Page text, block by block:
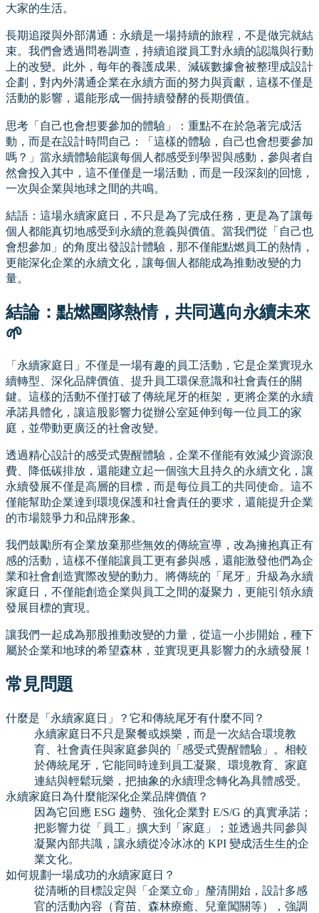
大家的生活。
長期追蹤與外部溝通：永續是一場持續的旅程，不是做完就結
束。我們會透過問卷調查，持續追蹤員工對永續的認識與行動
上的改變。此外，每年的養護成果、減碳數據會被整理成設計
企劃，對內外溝通企業在永續方面的努力與貢獻，這樣不僅是
活動的影響，還能形成一個持續發酵的長期價值。
思考「自己也會想要參加的體驗」：重點不在於急著完成活
動，而是在設計時問自己：「這樣的體驗，自己也會想要參加
嗎？」當永續體驗能讓每個人都感受到學習與感動，參與者自
然會投入其中，這不僅僅是一場活動，而是一段深刻的回憶，
一次與企業與地球之間的共鳴。
結語：這場永續家庭日，不只是為了完成任務，更是為了讓每
個人都能真切地感受到永續的意義與價值。當我們從「自己也
會想參加」的角度出發設計體驗，那不僅能點燃員工的熱情，
更能深化企業的永續文化，讓每個人都能成為推動改變的力
量。
結論：點燃團隊熱情，共同邁向永續未來
🌱
「永續家庭日」不僅是一場有趣的員工活動，它是企業實現永
續轉型、深化品牌價值、提升員工環保意識和社會責任的關
鍵。這樣的活動不僅打破了傳統尾牙的框架，更將企業的永續
承諾具體化，讓這股影響力從辦公室延伸到每一位員工的家
庭，並帶動更廣泛的社會改變。
透過精心設計的感受式覺醒體驗，企業不僅能有效減少資源浪
費、降低碳排放，還能建立起一個強大且持久的永續文化，讓
永續發展不僅是高層的目標，而是每位員工的共同使命。這不
僅能幫助企業達到環境保護和社會責任的要求，還能提升企業
的市場競爭力和品牌形象。
我們鼓勵所有企業放棄那些無效的傳統宣導，改為擁抱真正有
感的活動，這樣不僅能讓員工更有參與感，還能激發他們為企
業和社會創造實際改變的動力。將傳統的「尾牙」升級為永續
家庭日，不僅能創造企業與員工之間的凝聚力，更能引領永續
發展目標的實現。
讓我們一起成為那股推動改變的力量，從這一小步開始，種下
屬於企業和地球的希望森林，並實現更具影響力的永續發展！
常見問題
什麼是「永續家庭日」？它和傳統尾牙有什麼不同？
永續家庭日不只是聚餐或娛樂，而是一次結合環境教
育、社會責任與家庭參與的「感受式覺醒體驗」。相較
於傳統尾牙，它能同時達到員工凝聚、環境教育、家庭
連結與輕鬆玩樂，把抽象的永續理念轉化為具體感受。
永續家庭日為什麼能深化企業品牌價值？
因為它回應 ESG 趨勢、強化企業對 E/S/G 的真實承諾；
把影響力從「員工」擴大到「家庭」；並透過共同參與
凝聚內部共識，讓永續從冷冰冰的 KPI 變成活生生的企
業文化。
如何規劃一場成功的永續家庭日？
從清晰的目標設定與「企業立命」釐清開始，設計多感
官的活動內容（育苗、森林療癒、兒童闖關等），強調